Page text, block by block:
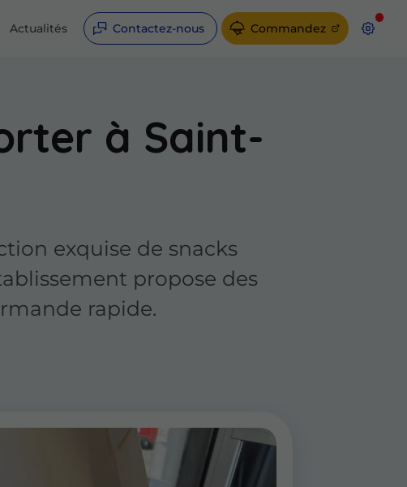
Actualités Contactez-nous Commandez
à Saint-
exquise de snacks
propose des
rapide.